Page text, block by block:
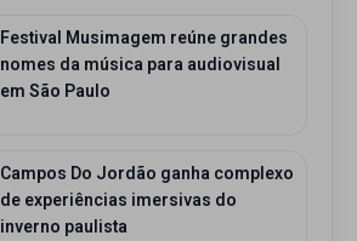
Festival Musimagem reúne grandes
nomes da música para audiovisual
em São Paulo
Campos Do Jordão ganha complexo
de experiências imersivas do
inverno paulista